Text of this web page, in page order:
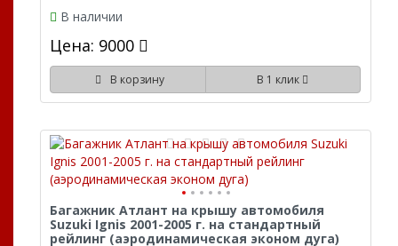
В наличии
Цена: 9000
В корзину В 1 клик
Багажник Атлант на крышу автомобиля
Suzuki Ignis 2001-2005 г. на стандартный
рейлинг (аэродинамическая эконом дуга)